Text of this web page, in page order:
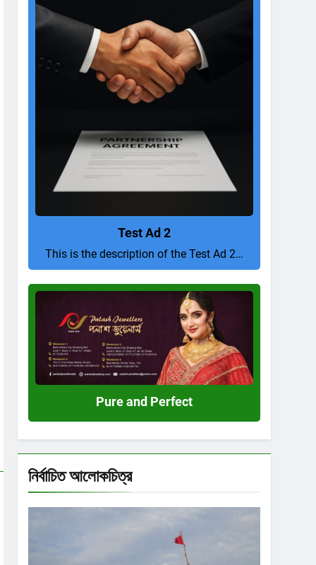
Test Ad 2
This is the description of the Test Ad 2…
Perfect
Pure and Perfect
নির্বাচিত আলোকচিত্র